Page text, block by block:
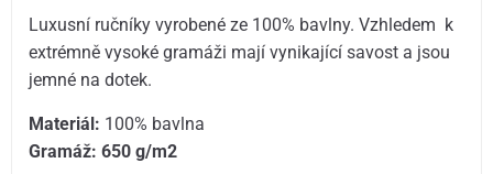
Luxusní ručníky vyrobené ze 100% bavlny. Vzhledem k
extrémně vysoké gramáži mají vynikající savost a jsou
jemné na dotek.
Materiál: 100% bavlna
Gramáž: 650 g/m2